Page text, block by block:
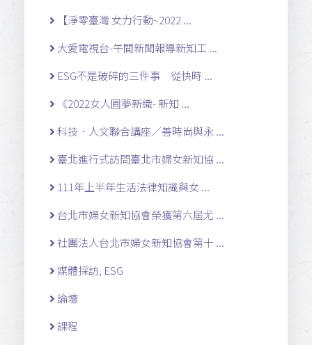
【淨零臺灣 女力行動~2022 ...
大愛電視台-午間新聞報導新知工 ...
ESG不是破碎的三件事 從快時 ...
《2022女人圓夢新織- 新知 ...
科技．人文聯合講座／善時尚與永 ...
臺北進行式訪問臺北市婦女新知協 ...
111年上半年生活法律知識與女 ...
台北市婦女新知協會榮獲第六屆尤 ...
社團法人台北市婦女新知協會第十 ...
媒體採訪, ESG
論壇
課程